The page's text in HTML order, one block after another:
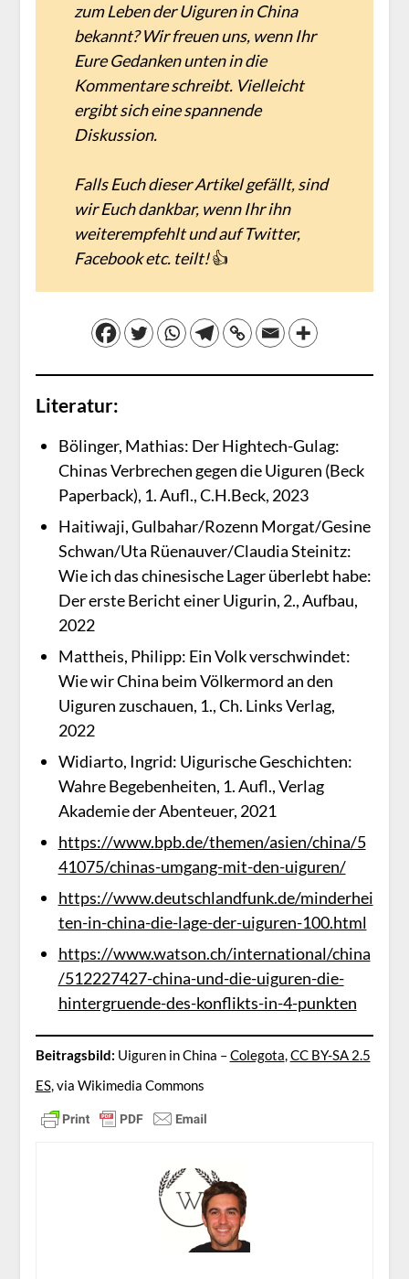
zum Leben der Uiguren in China
bekannt? Wir freuen uns, wenn Ihr
Eure Gedanken unten in die
Kommentare schreibt. Vielleicht
ergibt sich eine spannende
Diskussion.
Falls Euch dieser Artikel gefällt, sind
wir Euch dankbar, wenn Ihr ihn
weiterempfehlt und auf Twitter,
Facebook etc. teilt!👍
Literatur:
Bölinger, Mathias: Der Hightech-Gulag:
Chinas Verbrechen gegen die Uiguren (Beck
Paperback), 1. Aufl., C.H.Beck, 2023
Haitiwaji, Gulbahar/Rozenn Morgat/Gesine
Schwan/Uta Rüenauver/Claudia Steinitz:
Wie ich das chinesische Lager überlebt habe:
Der erste Bericht einer Uigurin, 2., Aufbau,
2022
Mattheis, Philipp: Ein Volk verschwindet:
Wie wir China beim Völkermord an den
Uiguren zuschauen, 1., Ch. Links Verlag,
2022
Widiarto, Ingrid: Uigurische Geschichten:
Wahre Begebenheiten, 1. Aufl., Verlag
Akademie der Abenteuer, 2021
https://www.bpb.de/themen/asien/china/5
41075/chinas-umgang-mit-den-uiguren/
https://www.deutschlandfunk.de/minderhei
ten-in-china-die-lage-der-uiguren-100.html
https://www.watson.ch/international/china
/512227427-china-und-die-uiguren-die-
hintergruende-des-konflikts-in-4-punkten
Beitragsbild: Uiguren in China –Colegota,CC BY-SA 2.5
ES, via Wikimedia Commons